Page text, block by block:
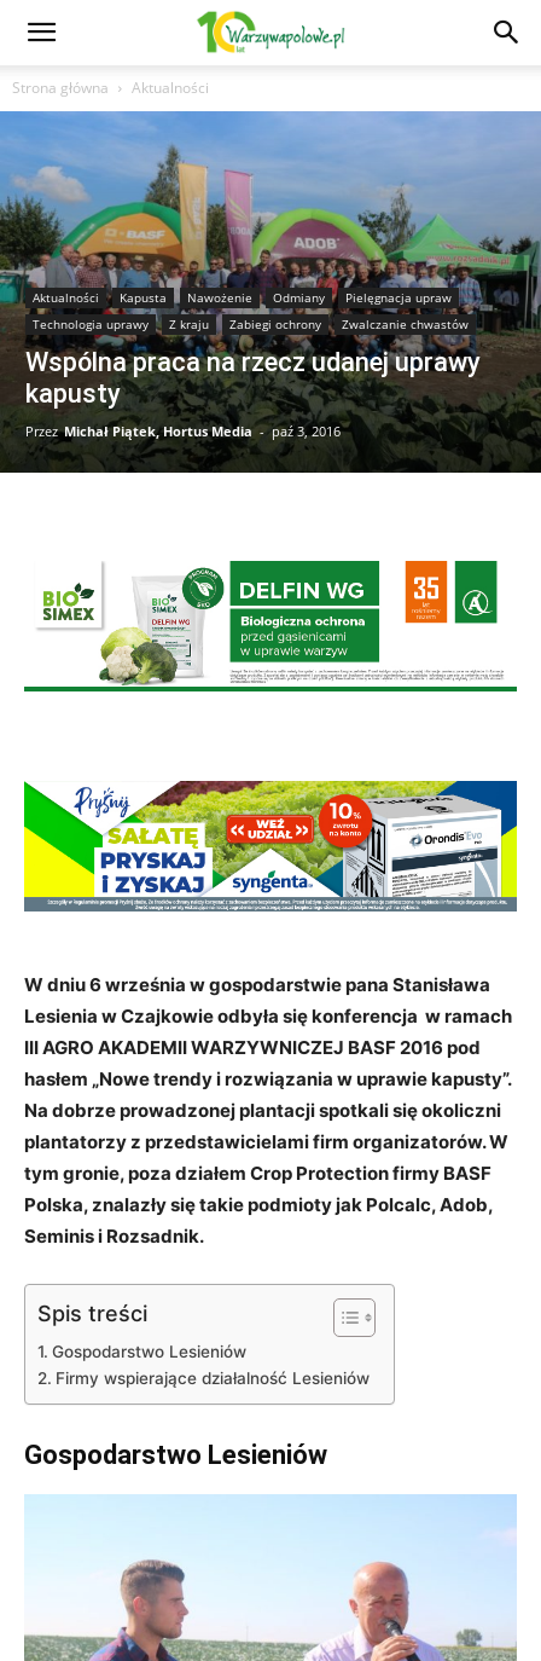
Strona główna Aktualności
Aktualności Kapusta Nawożenie Odmiany
Pielęgnacja upraw
Technologia uprawy
Z kraju Zabiegi ochrony Zwalczanie chwastów
Wspólna praca na rzecz udanej uprawy
kapusty
Przez Michał Piątek, Hortus Media - paź 3, 2016
W dniu 6 września w gospodarstwie pana Stanisława
Lesienia w Czajkowie odbyła się konferencja w ramach
III AGRO AKADEMII WARZYWNICZEJ BASF 2016 pod
hasłem „Nowe trendy i rozwiązania w uprawie kapusty”.
Na dobrze prowadzonej plantacji spotkali się okoliczni
plantatorzy z przedstawicielami firm organizatorów. W
tym gronie, poza działem Crop Protection firmy BASF
Polska, znalazły się takie podmioty jak Polcalc, Adob,
Seminis i Rozsadnik.
Spis treści
Gospodarstwo Lesieniów
Firmy wspierające działalność Lesieniów
Gospodarstwo Lesieniów